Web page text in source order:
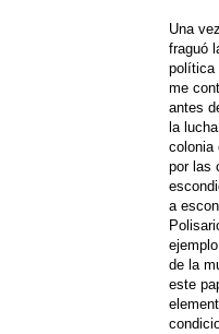
Una
fraguó
política
me
antes
la
colonia
por las
a
de la
este